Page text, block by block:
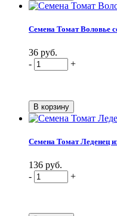
Семена Томат Воловье
36 руб.
-
+
Семена Томат Леденец
136 руб.
-
+